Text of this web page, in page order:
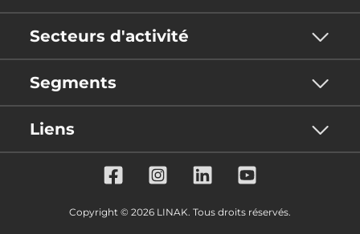
Secteurs d'activité
Segments
Liens
Copyright © 2026 LINAK. Tous droits réservés.